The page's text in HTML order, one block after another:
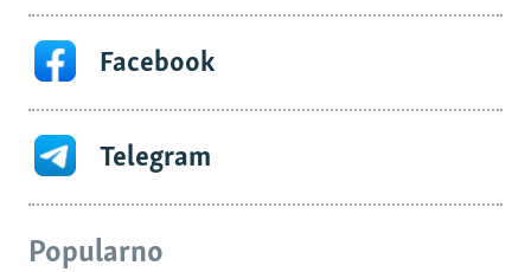
Facebook
Telegram
Popularno